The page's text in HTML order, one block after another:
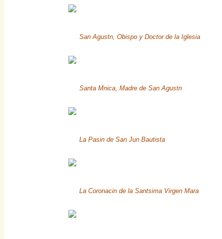
San Agustn, Obispo y Doctor de la Iglesia
Santa Mnica, Madre de San Agustn
La Pasin de San Jun Bautista
La Coronacin de la Santsima Virgen Mara